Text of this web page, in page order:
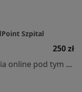
Szpital
250 zł
Specjalista nie oferuje umawiania online pod tym adresem.